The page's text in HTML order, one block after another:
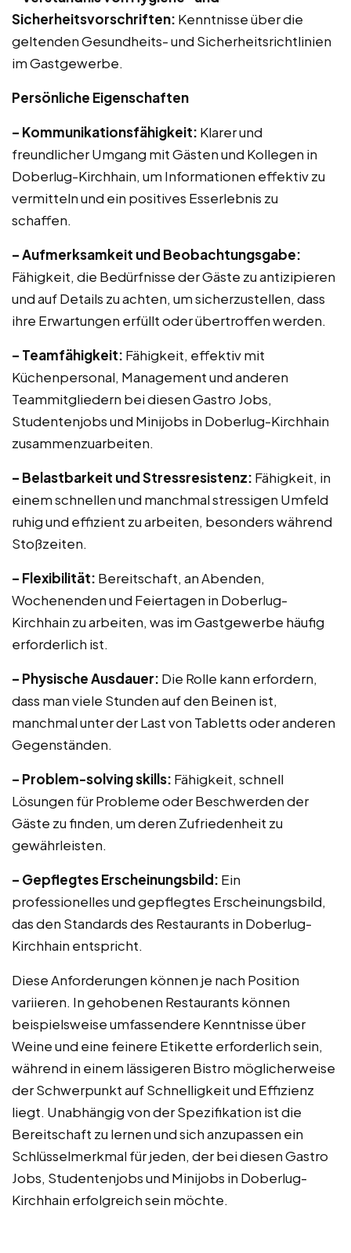
Sicherheitsvorschriften: Kenntnisse über die
geltenden Gesundheits- und Sicherheitsrichtlinien
im Gastgewerbe.
Persönliche Eigenschaften
– Kommunikationsfähigkeit: Klarer und
freundlicher Umgang mit Gästen und Kollegen in
Doberlug-Kirchhain, um Informationen effektiv zu
vermitteln und ein positives Esserlebnis zu
schaffen.
– Aufmerksamkeit und Beobachtungsgabe:
Fähigkeit, die Bedürfnisse der Gäste zu antizipieren
und auf Details zu achten, um sicherzustellen, dass
ihre Erwartungen erfüllt oder übertroffen werden.
– Teamfähigkeit: Fähigkeit, effektiv mit
Küchenpersonal, Management und anderen
Teammitgliedern bei diesen Gastro Jobs,
Studentenjobs und Minijobs in Doberlug-Kirchhain
zusammenzuarbeiten.
– Belastbarkeit und Stressresistenz: Fähigkeit, in
einem schnellen und manchmal stressigen Umfeld
ruhig und effizient zu arbeiten, besonders während
Stoßzeiten.
– Flexibilität: Bereitschaft, an Abenden,
Wochenenden und Feiertagen in Doberlug-
Kirchhain zu arbeiten, was im Gastgewerbe häufig
erforderlich ist.
– Physische Ausdauer: Die Rolle kann erfordern,
dass man viele Stunden auf den Beinen ist,
manchmal unter der Last von Tabletts oder anderen
Gegenständen.
– Problem-solving skills: Fähigkeit, schnell
Lösungen für Probleme oder Beschwerden der
Gäste zu finden, um deren Zufriedenheit zu
gewährleisten.
– Gepflegtes Erscheinungsbild: Ein
professionelles und gepflegtes Erscheinungsbild,
das den Standards des Restaurants in Doberlug-
Kirchhain entspricht.
Diese Anforderungen können je nach Position
variieren. In gehobenen Restaurants können
beispielsweise umfassendere Kenntnisse über
Weine und eine feinere Etikette erforderlich sein,
während in einem lässigeren Bistro möglicherweise
der Schwerpunkt auf Schnelligkeit und Effizienz
liegt. Unabhängig von der Spezifikation ist die
Bereitschaft zu lernen und sich anzupassen ein
Schlüsselmerkmal für jeden, der bei diesen Gastro
Jobs, Studentenjobs und Minijobs in Doberlug-
Kirchhain erfolgreich sein möchte.